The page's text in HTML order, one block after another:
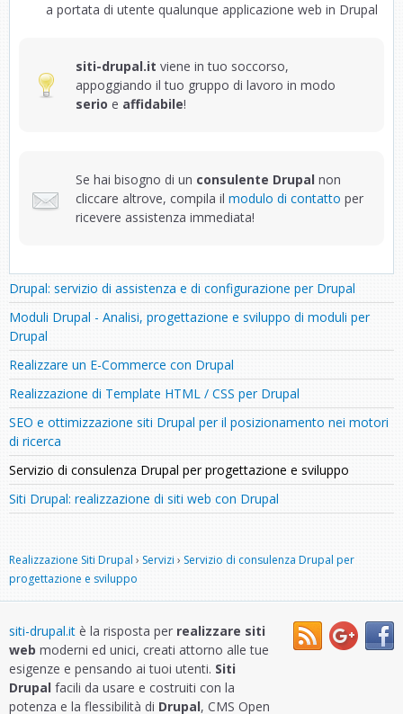
a portata di utente qualunque applicazione web in Drupal
siti-drupal.it viene in tuo soccorso,
appoggiando il tuo gruppo di lavoro in modo
serio e affidabile!
Se hai bisogno di un consulente Drupal non
cliccare altrove, compila il modulo di contatto per
ricevere assistenza immediata!
Drupal: servizio di assistenza e di configurazione per Drupal
Moduli Drupal - Analisi, progettazione e sviluppo di moduli per
Drupal
Realizzare un E-Commerce con Drupal
Realizzazione di Template HTML / CSS per Drupal
SEO e ottimizzazione siti Drupal per il posizionamento nei motori
di ricerca
Servizio di consulenza Drupal per progettazione e sviluppo
Siti Drupal: realizzazione di siti web con Drupal
Realizzazione Siti Drupal › Servizi › Servizio di consulenza Drupal per
progettazione e sviluppo
siti-drupal.it è la risposta per realizzare siti
web moderni ed unici, creati attorno alle tue
esigenze e pensando ai tuoi utenti. Siti
Drupal facili da usare e costruiti con la
potenza e la flessibilità di Drupal, CMS Open